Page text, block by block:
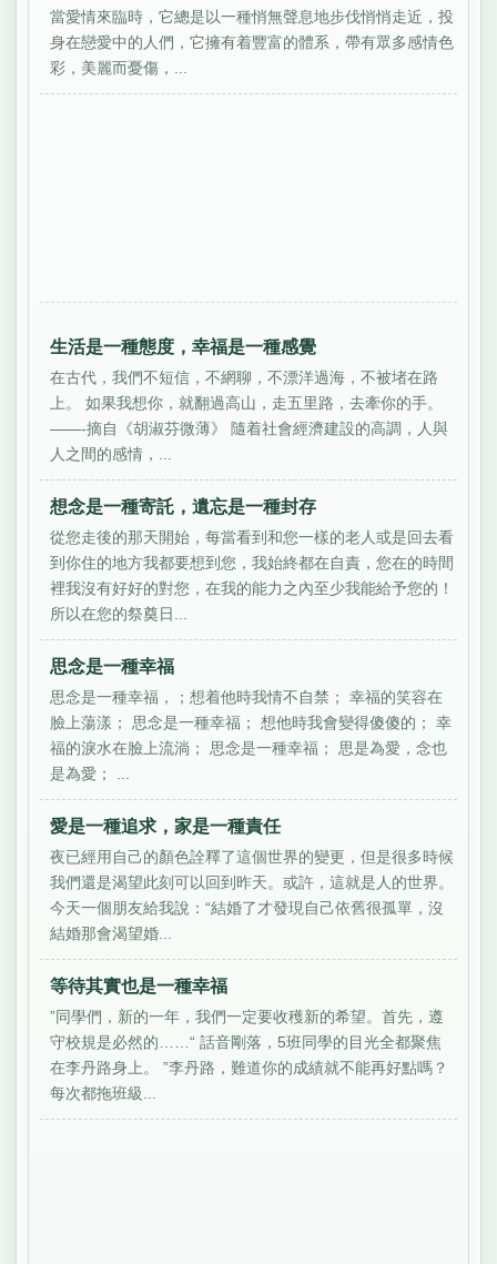
當愛情來臨時，它總是以一種悄無聲息地步伐悄悄走近，投
身在戀愛中的人們，它擁有着豐富的體系，帶有眾多感情色
彩，美麗而憂傷，...
生活是一種態度，幸福是一種感覺
在古代，我們不短信，不網聊，不漂洋過海，不被堵在路
上。 如果我想你，就翻過高山，走五里路，去牽你的手。
——-摘自《胡淑芬微薄》 隨着社會經濟建設的高調，人與
人之間的感情，...
想念是一種寄託，遺忘是一種封存
從您走後的那天開始，每當看到和您一樣的老人或是回去看
到你住的地方我都要想到您，我始終都在自責，您在的時間
裡我沒有好好的對您，在我的能力之內至少我能給予您的！
所以在您的祭奠日...
思念是一種幸福
思念是一種幸福，；想着他時我情不自禁； 幸福的笑容在
臉上蕩漾； 思念是一種幸福； 想他時我會變得傻傻的； 幸
福的淚水在臉上流淌； 思念是一種幸福； 思是為愛，念也
是為愛； ...
愛是一種追求，家是一種責任
夜已經用自己的顏色詮釋了這個世界的變更，但是很多時候
我們還是渴望此刻可以回到昨天。或許，這就是人的世界。
今天一個朋友給我說：“結婚了才發現自己依舊很孤單，沒
結婚那會渴望婚...
等待其實也是一種幸福
”同學們，新的一年，我們一定要收穫新的希望。首先，遵
守校規是必然的……“ 話音剛落，5班同學的目光全都聚焦
在李丹路身上。 ”李丹路，難道你的成績就不能再好點嗎？
每次都拖班級...